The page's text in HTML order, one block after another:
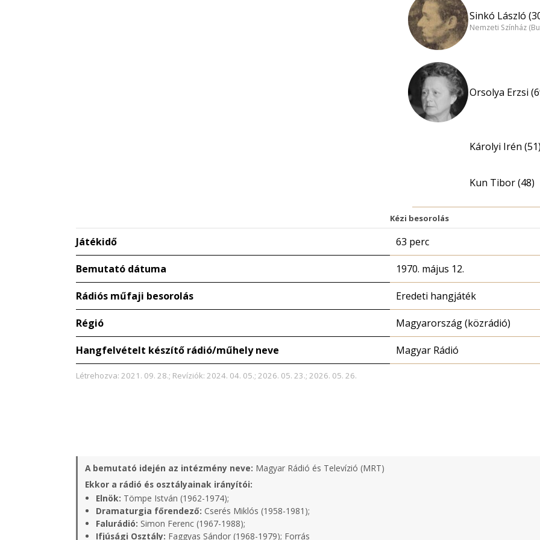
Sinkó László
Nemzeti Színház
Orsolya Erzsi
Károlyi Irén (51)
Kun Tibor (48)
Kézi besorolás
Játékidő 63 perc
Bemutató dátuma 1970. május 12.
Rádiós műfaji besorolás Eredeti hangjáték
Régió Magyarország (közrádió)
Hangfelvételt készítő rádió/műhely neve Magyar Rádió
Létrehozva: 2021. 09. 28.; Revíziók: 2024. 04. 05.; 2026. 05. 23.; 2026. 05. 26.
A bemutató idején az intézmény neve: Magyar Rádió és Televízió (MRT)
Ekkor a rádió és osztályainak irányítói:
Elnök: Tömpe István (1962-1974);
Dramaturgia főrendező: Cserés Miklós (1958-1981);
Falurádió: Simon Ferenc (1967-1988);
Ifjúsági Osztály: Faggyas Sándor (1968-1979); Forrás